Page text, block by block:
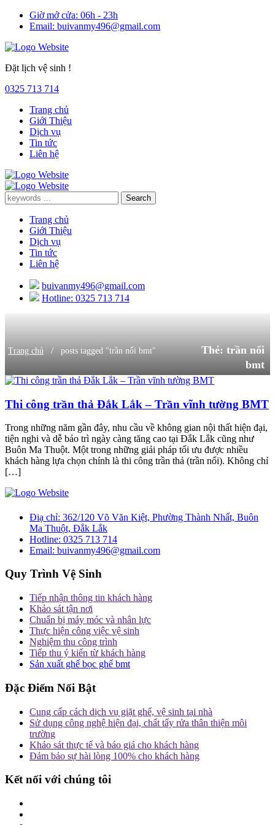
Giờ mở cửa: 06h - 23h
Email: buivanmy496@gmail.com
Đặt lịch vệ sinh !
0325 713 714
Trang chủ
Giới Thiệu
Dịch vụ
Tin tức
Liên hệ
Trang chủ
Giới Thiệu
Dịch vụ
Tin tức
Liên hệ
buivanmy496@gmail.com
Hotline: 0325 713 714
Trang chủ / posts tagged "trần nổi bmt" Thẻ:trần nổi
bmt
Thi công trần thả Đắk Lắk – Trần vĩnh tường BMT
Trong những năm gần đây, nhu cầu về không gian nội thất hiện đại,
tiện nghi và dễ bảo trì ngày càng tăng cao tại Đắk Lắk cũng như
Buôn Ma Thuột. Một trong những giải pháp tối ưu được nhiều
khách hàng lựa chọn chính là thi công trần thả (trần nổi). Không chỉ
[…]
Điạ chỉ: 362/120 Võ Văn Kiệt, Phường Thành Nhất, Buôn
Ma Thuột, Đắk Lắk
Hotline: 0325 713 714
Email: buivanmy496@gmail.com
Quy Trình Vệ Sinh
Tiếp nhận thông tin khách hàng
Khảo sát tận nơi
Chuẩn bị máy móc và nhân lực
Thực hiện công việc vệ sinh
Nghiệm thu công trình
Tiếp thu ý kiến từ khách hàng
Sản xuất ghế bọc ghế bmt
Đặc Điểm Nổi Bật
Cung cấp cách dịch vụ giặt ghế, vệ sinh tại nhà
Sử dụng công nghệ hiện đại, chất tẩy rửa thân thiện môi
trường
Khảo sát thực tế và báo giá cho khách hàng
Đảm bảo sự hài lòng 100% cho khách hàng
Kết nối với chúng tôi